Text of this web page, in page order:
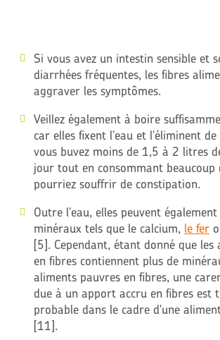
Si vous avez un intestin sensible et
diarrhées fréquentes, les fibres
aggraver les symptômes.
Veillez également à boire
car elles fixent l'eau et l'éliminent
vous buvez moins de 1,5 à 2 litres
jour tout en consommant beaucoup
pourriez souffrir de constipation.
Outre l'eau, elles peuvent
minéraux tels que le calcium, le fer
[5]. Cependant, étant donné que les
en fibres contiennent plus de
aliments pauvres en fibres, une
due à un apport accru en fibres est
probable dans le cadre d'une
[11].